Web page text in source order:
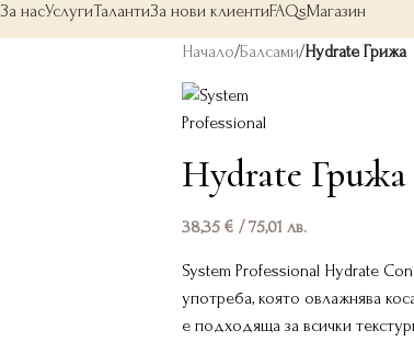
За насУслугиТалантиЗа нови клиентиFAQsМагазин
Начало/Балсами/Hydrate Грижа
Hydrate Грижа
38,35 € / 75,01 лв.
System Professional Hydrate
употреба, която овлажнява
е подходяща за всички